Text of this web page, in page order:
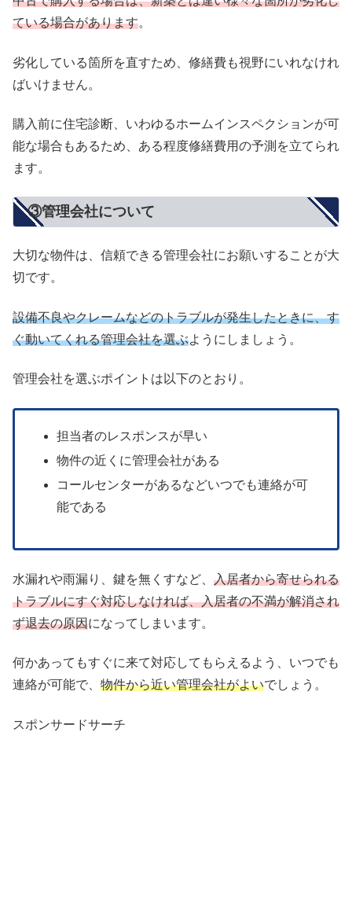
ている場合があります。
劣化している箇所を直すため、修繕費も視野にいれなけれ
ばいけません。
購入前に住宅診断、いわゆるホームインスペクションが可
能な場合もあるため、ある程度修繕費用の予測を立てられ
ます。
③管理会社について
大切な物件は、信頼できる管理会社にお願いすることが大
切です。
設備不良やクレームなどのトラブルが発生したときに、す
ぐ動いてくれる管理会社を選ぶようにしましょう。
管理会社を選ぶポイントは以下のとおり。
担当者のレスポンスが早い
物件の近くに管理会社がある
コールセンターがあるなどいつでも連絡が可
能である
水漏れや雨漏り、鍵を無くすなど、 入居者から寄せられる
トラブルにすぐ対応しなければ、入居者の不満が解消され
ず退去の原因になってしまいます。
何かあってもすぐに来て対応してもらえるよう、いつでも
連絡が可能で、 物件から近い管理会社がよいでしょう。
スポンサードサーチ